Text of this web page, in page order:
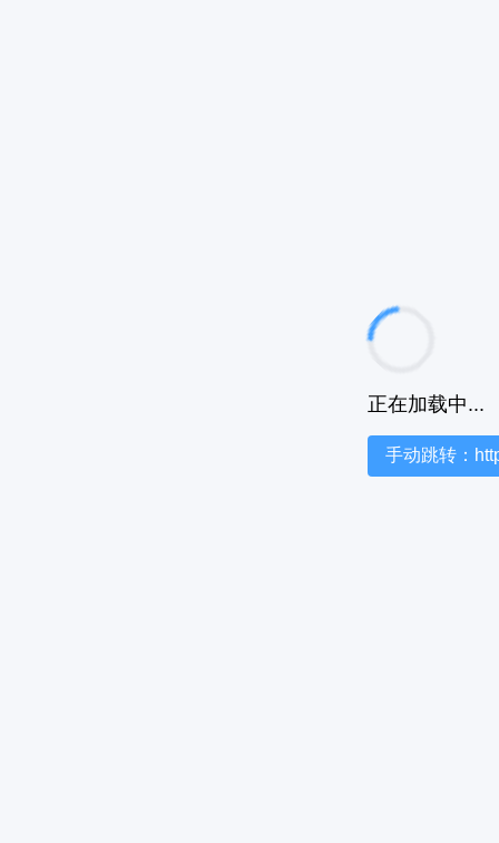
正在加载中...
手动跳转：